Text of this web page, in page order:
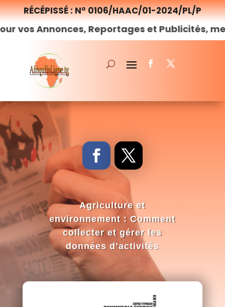
RÉCÉPISSÉ : N° 0106/HAAC/01-2024/PL/P
Reportages et Publicités, merci de
Agriculture et
environnement : Comment
collecter et gérer les
données d’activités